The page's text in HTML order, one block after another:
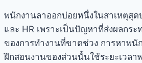
พนักงานลาออกบ่อยหนึ่งในสาเหตุสุด
และ HR เพราะเป็นปัญหาที่ส่งผลกระ
ของการทำงานที่ขาดช่วง การหาพนั
ฝึกสอนงานของส่วนนั้นใช้ระยะเวล